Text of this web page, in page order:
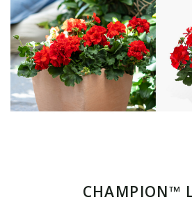
CHAMPION™